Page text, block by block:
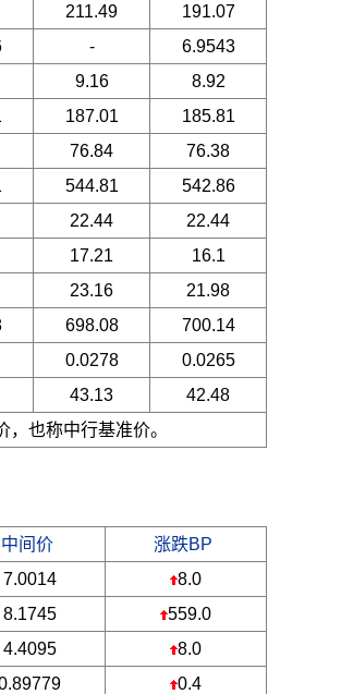
211.49
191.07
-
6.9543
9.16
8.92
187.01
185.81
76.84
76.38
544.81
542.86
22.44
22.44
17.21
16.1
23.16
21.98
698.08
700.14
0.0278
0.0265
43.13
42.48
，也称中行基准价。
中间价
涨跌BP
7.0014
8.0
8.1745
559.0
4.4095
8.0
0.4